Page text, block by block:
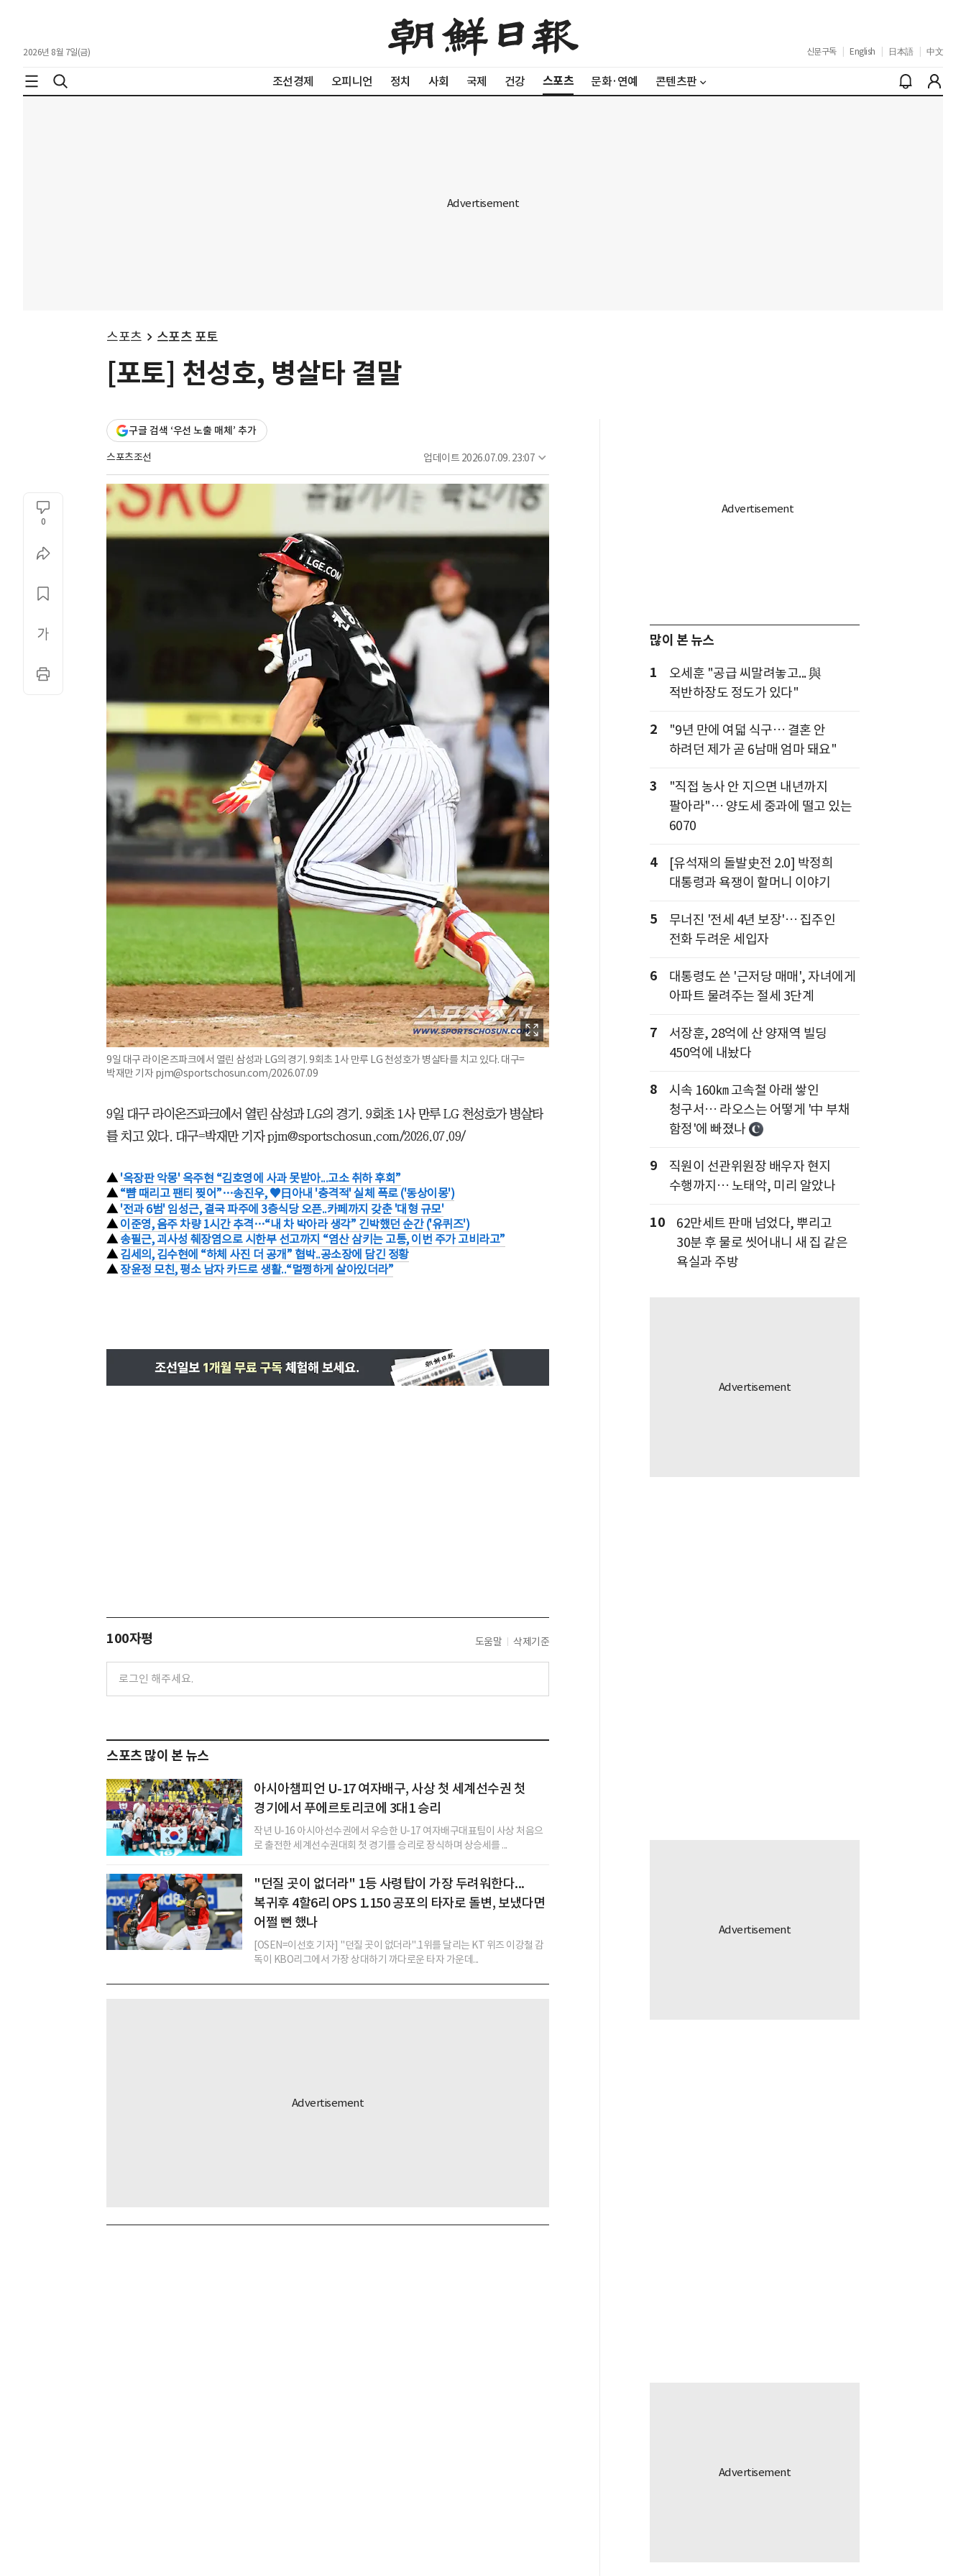
2026년 8월 7일(금) 신문구독 English 日本語 中文
조선경제 오피니언 정치 사회 국제 건강 스포츠 문화·연예 콘텐츠판
스포츠 스포츠 포토
[포토] 천성호, 병살타 결말
구글 검색 ‘우선 노출 매체’ 추가
스포츠조선 업데이트 2026.07.09. 23:07
0
9일 대구 라이온즈파크에서 열린 삼성과 LG의 경기. 9회초 1사 만루 LG 천성호가 병살타를 치고 있다. 대구=
박재만 기자 pjm@sportschosun.com/2026.07.09
9일 대구 라이온즈파크에서 열린 삼성과 LG의 경기. 9회초 1사 만루 LG 천성호가 병살타
를 치고 있다. 대구=박재만 기자 pjm@sportschosun.com/2026.07.09/
▲'옥장판 악몽' 옥주현 “김호영에 사과 못받아...고소 취하 후회”
▲“뺨 때리고 팬티 찢어”…송진우, ♥日아내 '충격적' 실체 폭로 ('동상이몽')
▲'전과 6범' 임성근, 결국 파주에 3층식당 오픈..카페까지 갖춘 '대형 규모'
▲이준영, 음주 차량 1시간 추격…“내 차 박아라 생각” 긴박했던 순간 ('유퀴즈')
▲송필근, 괴사성 췌장염으로 시한부 선고까지 “염산 삼키는 고통, 이번 주가 고비라고”
▲김세의, 김수현에 “하체 사진 더 공개” 협박..공소장에 담긴 정황
▲장윤정 모친, 평소 남자 카드로 생활..“멀쩡하게 살아있더라”
100자평 도움말 삭제기준
스포츠 많이 본 뉴스
아시아챔피언 U-17 여자배구, 사상 첫 세계선수권 첫
경기에서 푸에르토리코에 3대1 승리
작년 U-16 아시아선수권에서 우승한 U-17 여자배구대표팀이 사상 처음으
로 출전한 세계선수권대회 첫 경기를 승리로 장식하며 상승세를 ...
"던질 곳이 없더라" 1등 사령탑이 가장 두려워한다...
복귀후 4할6리 OPS 1.150 공포의 타자로 돌변, 보냈다면
어쩔 뻔 했나
[OSEN=이선호 기자] "던질 곳이 없더라".1위를 달리는 KT 위즈 이강철 감
독이 KBO리그에서 가장 상대하기 까다로운 타자 가운데...
많이 본 뉴스
1
오세훈 "공급 씨말려놓고... 與
적반하장도 정도가 있다"
2
"9년 만에 여덟 식구… 결혼 안
하려던 제가 곧 6남매 엄마 돼요"
3
"직접 농사 안 지으면 내년까지
팔아라"… 양도세 중과에 떨고 있는
6070
4
[유석재의 돌발史전 2.0] 박정희
대통령과 욕쟁이 할머니 이야기
5
무너진 '전세 4년 보장'… 집주인
전화 두려운 세입자
6
대통령도 쓴 '근저당 매매', 자녀에게
아파트 물려주는 절세 3단계
7
서장훈, 28억에 산 양재역 빌딩
450억에 내놨다
8
시속 160㎞ 고속철 아래 쌓인
청구서… 라오스는 어떻게 '中 부채
함정'에 빠졌나
9
직원이 선관위원장 배우자 현지
수행까지… 노태악, 미리 알았나
10
62만세트 판매 넘었다, 뿌리고
30분 후 물로 씻어내니 새 집 같은
욕실과 주방